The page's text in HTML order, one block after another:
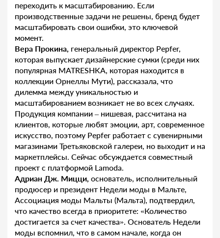
переходить к масштабированию. Если
производственные задачи не решены, бренд будет
масштабировать свои ошибки, это ключевой
момент.
Вера Прокина, генеральный директор Pepfer,
которая выпускает дизайнерские сумки (среди них
популярная MATRESHKA, которая находится в
коллекции Орнеллы Мути), рассказала, что
дилемма между уникальностью и
масштабированием возникает не во всех случаях.
Продукция компании – нишевая, рассчитана на
клиентов, которые любят эмоции, арт, современное
искусство, поэтому Pepfer работает с сувенирными
магазинами Третьяковской галереи, но выходит и на
маркетплейсы. Сейчас обсуждается совместный
проект с платформой Lamoda.
Адриан Дж. Мицци, основатель, исполнительный
продюсер и президент Недели моды в Мальте,
Ассоциация моды Мальты (Мальта), подтвердил,
что качество всегда в приоритете: «Количество
достигается за счет качества». Основатель Недели
моды вспомнил, что в самом начале, когда он